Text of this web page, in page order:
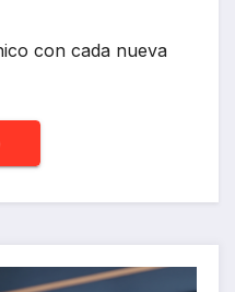
con cada nueva